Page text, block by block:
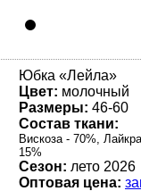
Юбка «Лейла»
Цвет: молочный
Размеры: 46-60
Состав ткани:
Вискоза - 70%,
15%
Сезон: лето 2026
Оптовая цена: